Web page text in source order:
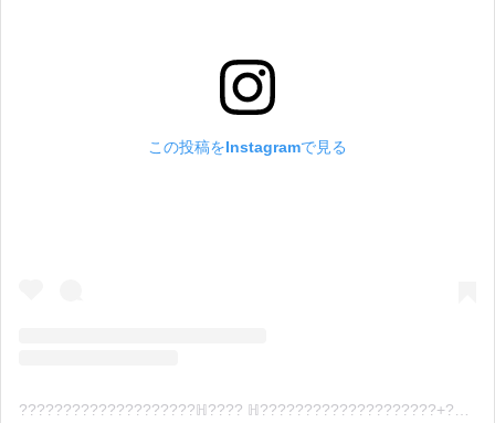
この投稿をInstagramで見る
????????????????????ℍ???? ℍ????????????????????+????????????ℕ????.(@kiina_kiyoshi_hikawa)がシェアした投稿